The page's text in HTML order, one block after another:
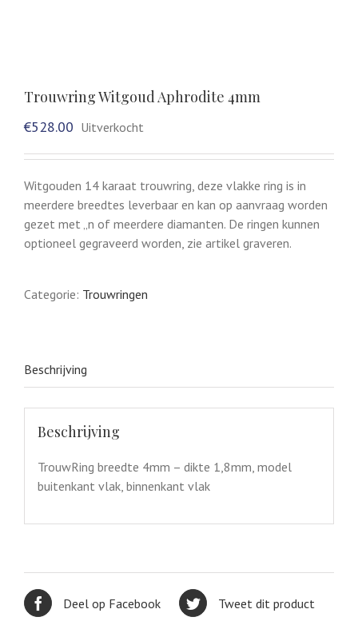
Trouwring Witgoud Aphrodite 4mm
€528.00 Uitverkocht
Witgouden 14 karaat trouwring, deze vlakke ring is in
meerdere breedtes leverbaar en kan op aanvraag worden
gezet met ‚‚n of meerdere diamanten. De ringen kunnen
optioneel gegraveerd worden, zie artikel graveren.
Categorie: Trouwringen
Beschrijving
Beschrijving
TrouwRing breedte 4mm – dikte 1,8mm, model
buitenkant vlak, binnenkant vlak
Deel op Facebook Tweet dit product